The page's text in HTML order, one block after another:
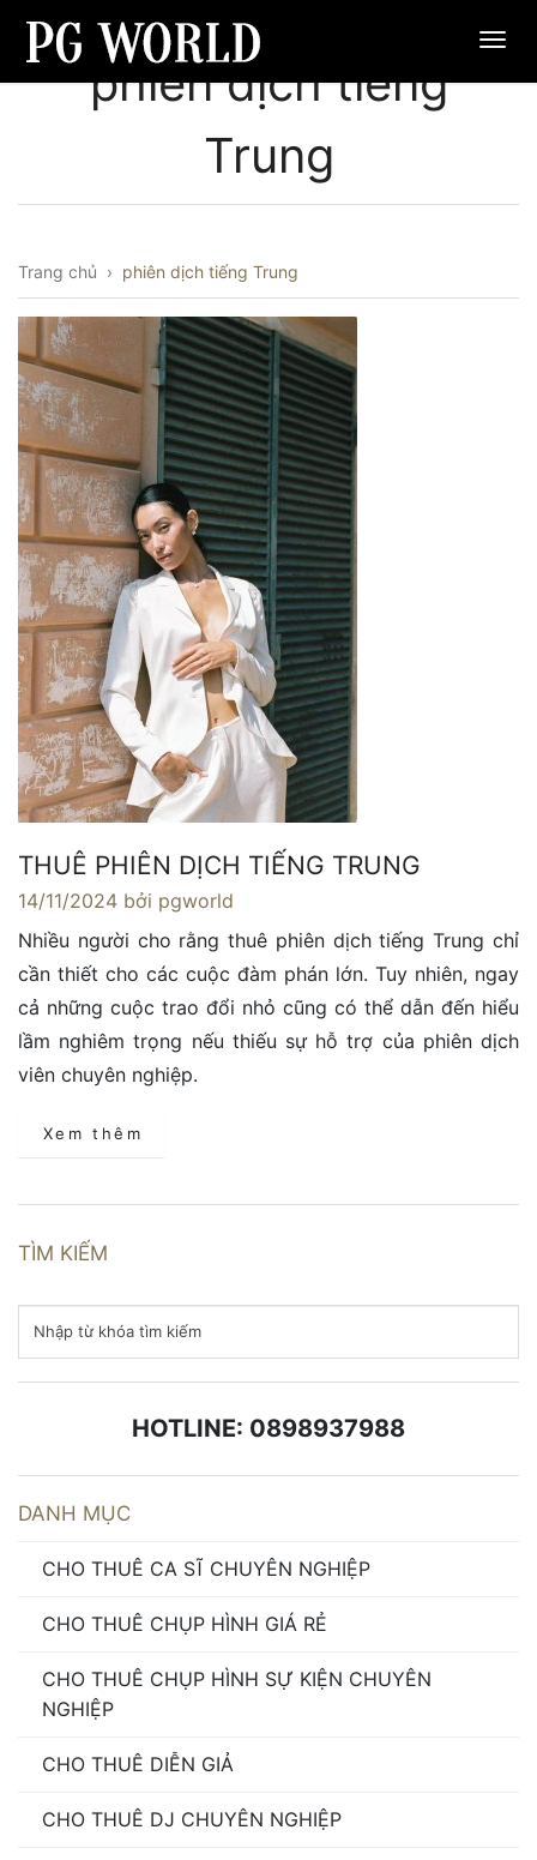
phiên dịch tiếng
Trung
Trang chủ › phiên dịch tiếng Trung
THUÊ PHIÊN DỊCH TIẾNG TRUNG
14/11/2024 bởi pgworld
Nhiều người cho rằng thuê phiên dịch tiếng Trung chỉ
cần thiết cho các cuộc đàm phán lớn. Tuy nhiên, ngay
cả những cuộc trao đổi nhỏ cũng có thể dẫn đến hiểu
lầm nghiêm trọng nếu thiếu sự hỗ trợ của phiên dịch
viên chuyên nghiệp.
Xem thêm
TÌM KIẾM
HOTLINE: 0898937988
DANH MỤC
CHO THUÊ CA SĨ CHUYÊN NGHIỆP
CHO THUÊ CHỤP HÌNH GIÁ RẺ
CHO THUÊ CHỤP HÌNH SỰ KIỆN CHUYÊN
NGHIỆP
CHO THUÊ DIỄN GIẢ
CHO THUÊ DJ CHUYÊN NGHIỆP